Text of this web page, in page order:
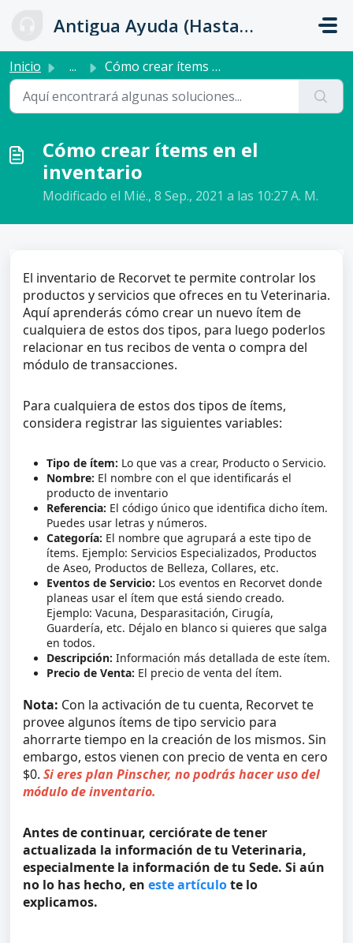
Antigua Ayuda (Hasta 31 de Julio)
Inicio ... Cómo crear ítems en el inventario
Cómo crear ítems en el
inventario
Modificado el Mié., 8 Sep., 2021 a las 10:27 A. M.
El inventario de Recorvet te permite controlar los
productos y servicios que ofreces en tu Veterinaria.
Aquí aprenderás cómo crear un nuevo ítem de
cualquiera de estos dos tipos, para luego poderlos
relacionar en tus recibos de venta o compra del
módulo de transacciones.
Para cualquiera de estos dos tipos de ítems,
considera registrar las siguientes variables:
Tipo de ítem: Lo que vas a crear, Producto o Servicio.
Nombre: El nombre con el que identificarás el
producto de inventario
Referencia: El código único que identifica dicho ítem.
Puedes usar letras y números.
Categoría: El nombre que agrupará a este tipo de
ítems. Ejemplo: Servicios Especializados, Productos
de Aseo, Productos de Belleza, Collares, etc.
Eventos de Servicio: Los eventos en Recorvet donde
planeas usar el ítem que está siendo creado.
Ejemplo: Vacuna, Desparasitación, Cirugía,
Guardería, etc. Déjalo en blanco si quieres que salga
en todos.
Descripción: Información más detallada de este ítem.
Precio de Venta: El precio de venta del ítem.
Nota: Con la activación de tu cuenta, Recorvet te
provee algunos ítems de tipo servicio para
ahorrarte tiempo en la creación de los mismos. Sin
embargo, estos vienen con precio de venta en cero
$0. Si eres plan Pinscher, no podrás hacer uso del
módulo de inventario.
Antes de continuar, cerciórate de tener
actualizada la información de tu Veterinaria,
especialmente la información de tu Sede. Si aún
no lo has hecho, en este artículote lo
explicamos.